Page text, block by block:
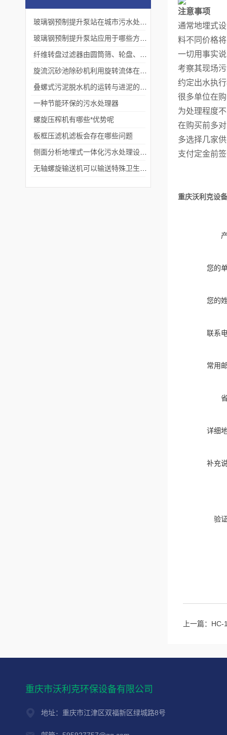
注意事项
通常地埋式
料不同价格
一切用事实
考察其现场
约定出水执
很多单位在
为处理程度
在购买前多
多选择几家
支付定金前
重庆沃利克设
您的
您的
联系
常用
详细
补充
验
上一篇： HC-
一种节能环保的污水处理器
螺旋压榨机有哪些*优势呢
板框压滤机滤板会存在哪些问题
重庆市沃利克环保设备有限公司
地址：重庆市江津区双福新区绿城路8号